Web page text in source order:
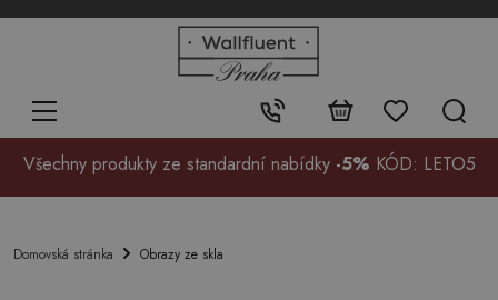
Kontakt:
+48
99
Všechny produkty ze standardní nabídky -5% KÓD: LETO5
Domovská stránka Obrazy ze skla